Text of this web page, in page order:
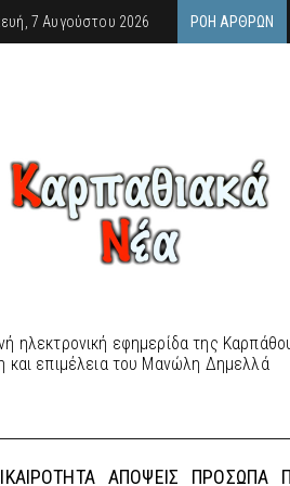
7 Αυγούστου 2026 ΡΟΉ ΆΡΘΡΩΝ
ηλεκτρονική εφημερίδα της
και επιμέλεια του Μανώλη Δημελλά
ΑΠΌΨΕΙΣ ΠΡΌΣΩΠΑ